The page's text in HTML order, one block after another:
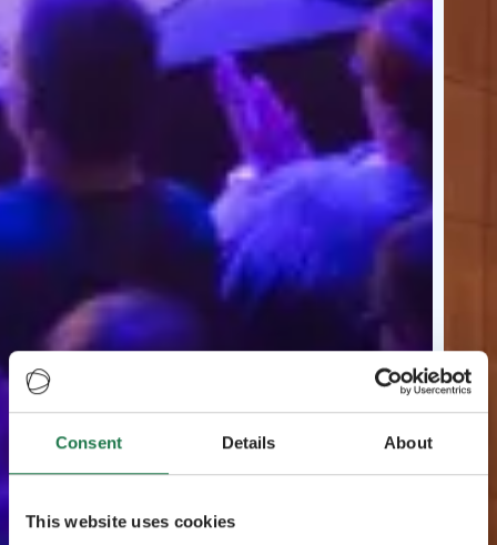
Consent Details About
This website uses cookies